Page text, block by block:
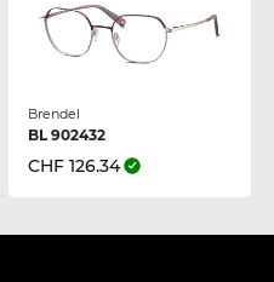
Brendel
BL 902432
CHF 126.34